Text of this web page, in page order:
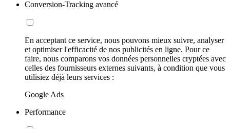
Conversion-Tracking avancé
En acceptant ce service, nous pouvons mieux suivre, analyser
et optimiser l'efficacité de nos publicités en ligne. Pour ce
faire, nous comparons vos données personnelles cryptées avec
celles des fournisseurs externes suivants, à condition que vous
utilisiez déjà leurs services :
Google Ads
Performance